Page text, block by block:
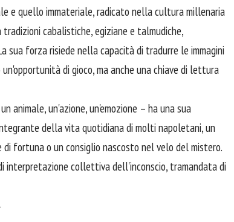
e quello immateriale, radicato nella cultura millenaria
cabalistiche, egiziane e talmudiche,
sua forza risiede nella capacità di tradurre le immagini
di gioco, ma anche una chiave di lettura
animale, un'azione, un'emozione – ha una sua
della vita quotidiana di molti napoletani, un
fortuna o un consiglio nascosto nel velo del mistero.
interpretazione collettiva dell'inconscio, tramandata di